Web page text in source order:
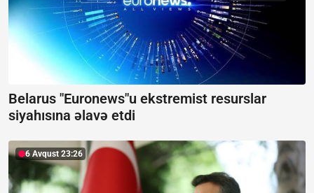
Belarus "Euronews"u ekstremist resurslar
siyahısına əlavə etdi
6 Avqust 23:26